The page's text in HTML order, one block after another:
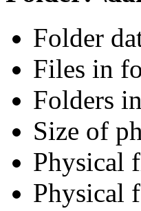
Folder
Files in
Folders
Size of
Physical
Physical